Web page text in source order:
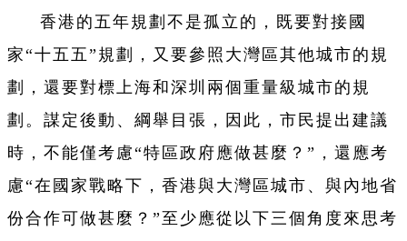
香港的五年規劃不是孤立的，既要對接國
家“十五五”規劃，又要參照大灣區其他城市的規
劃，還要對標上海和深圳兩個重量級城市的規
劃。謀定後動、綱舉目張，因此，市民提出建議
時，不能僅考慮“特區政府應做甚麼？”，還應考
慮“在國家戰略下，香港與大灣區城市、與內地省
份合作可做甚麼？”至少應從以下三個角度來思考